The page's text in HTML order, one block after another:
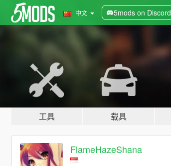
中文 5mods on Discord
工具 载具
FlameHazeShana